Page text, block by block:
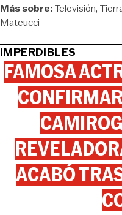
Más sobre:Televisión
Mateucci
IMPERDIBLES
FAMOSA
ACABÓ